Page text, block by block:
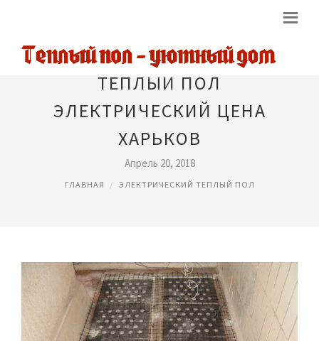
ТЕПЛЫЙ ПОЛ
ЭЛЕКТРИЧЕСКИЙ ЦЕНА
ХАРЬКОВ
Апрель 20, 2018
ГЛАВНАЯ ЭЛЕКТРИЧЕСКИЙ ТЕПЛЫЙ ПОЛ